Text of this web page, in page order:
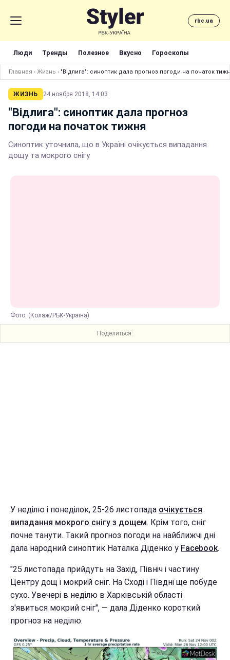
rbc.ua
Люди Тренды Полезное Вкусно Гороскопы
Главная › Жизнь › "Відлига": синоптик дала прогноз погоди на початок
ЖИЗНЬ 24 ноября 2018, 14:03
"Відлига": синоптик дала прогноз
погоди на початок тижня
Синоптик уточнила, що в Україні очікується випадання
дощу та мокрого снігу
Фото: (Колаж/РБК-Україна)
Поделиться:
У неділю і понеділок, 25-26 листопада очікується
випадання мокрого снігу з дощем. Крім того, сніг
почне танути. Такий прогноз погоди на найближчі дні
дала народний синоптик Наталка Діденко у Facebook.
"25 листопада прийдуть на Захід, Північ і частину
Центру дощ і мокрий сніг. На Сході і Півдні ще побуде
сухо. Увечері в неділю в Харківській області
з'явиться мокрий сніг", — дала Діденко короткий
прогноз на неділю.